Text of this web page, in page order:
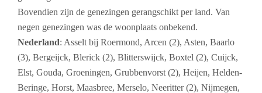
Bovendien zijn de genezingen gerangschikt per land. Van
negen genezingen was de woonplaats onbekend.
Nederland: Asselt bij Roermond, Arcen (2), Asten, Baarlo
(3), Bergeijck, Blerick (2), Blitterswijck, Boxtel (2), Cuijck,
Elst, Gouda, Groeningen, Grubbenvorst (2), Heijen, Helden-
Beringe, Horst, Maasbree, Merselo, Neeritter (2), Nijmegen,